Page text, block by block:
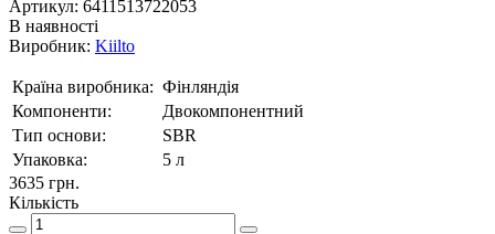
Артикул: 6411513722053
В наявності
Виробник: Kiilto
Країна виробника: Фінляндія
Компоненти:
Двокомпонентний
Тип основи:
SBR
Упаковка:
5 л
3635 грн.
Кількість